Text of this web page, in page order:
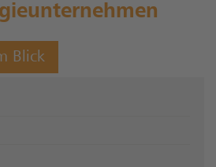
Blick